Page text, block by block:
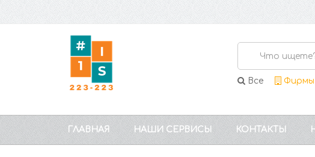
Все Фирмы
ГЛАВНАЯ НАШИ СЕРВИСЫ КОНТАКТЫ